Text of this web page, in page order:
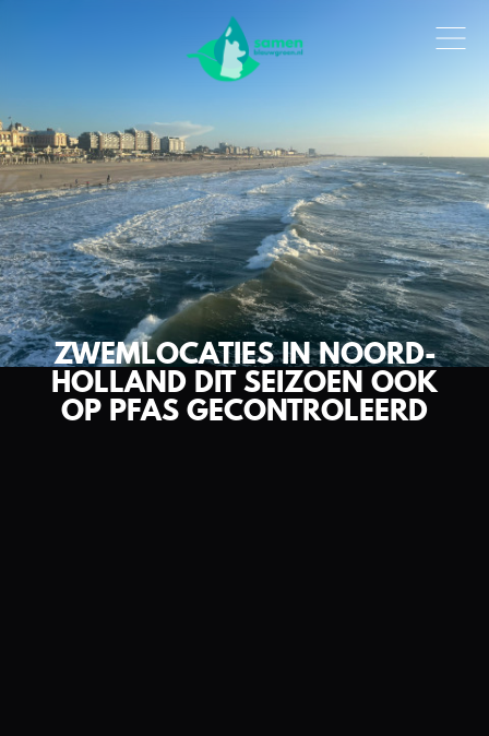
ZWEMLOCATIES IN NOORD-
HOLLAND DIT SEIZOEN OOK
OP PFAS GECONTROLEERD